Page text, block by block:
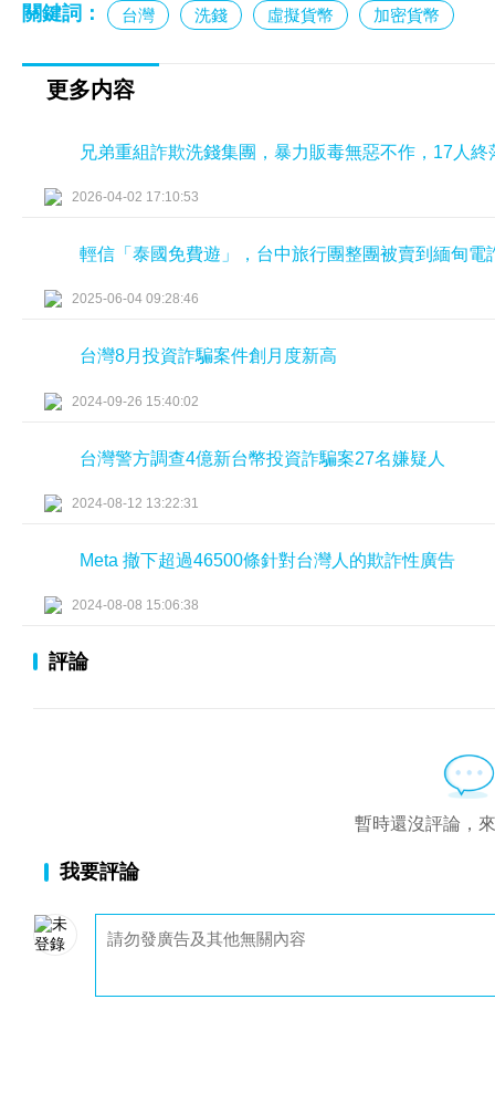
關鍵詞： 台灣 洗錢 虛擬貨幣 加密貨幣
更多内容
兄弟重組詐欺洗錢集團，暴力販毒無惡不作，17人終
2026-04-02 17:10:53
輕信「泰國免費遊」，台中旅行團整團被賣到緬甸電
2025-06-04 09:28:46
台灣8月投資詐騙案件創月度新高
2024-09-26 15:40:02
台灣警方調查4億新台幣投資詐騙案27名嫌疑人
2024-08-12 13:22:31
Meta 撤下超過46500條針對台灣人的欺詐性廣告
2024-08-08 15:06:38
評論
暫時還沒評論，
我要評論